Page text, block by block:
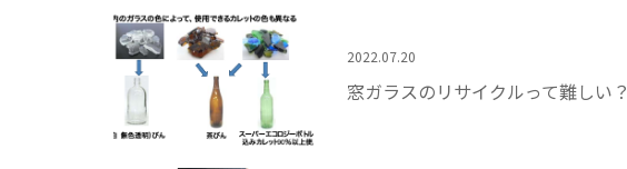
2022.07.20
窓ガラスのリサイクルって難しい？